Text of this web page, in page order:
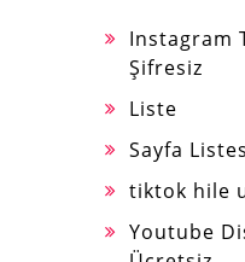
Instagram
Şifresiz
Liste
Sayfa
tiktok hile
Youtube